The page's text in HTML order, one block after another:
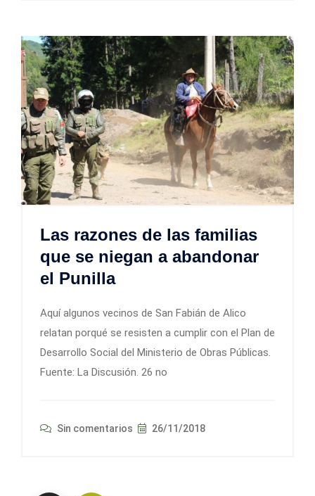
Las razones de las familias
que se niegan a abandonar
el Punilla
Aquí algunos vecinos de San Fabián de Alico
relatan porqué se resisten a cumplir con el Plan de
Desarrollo Social del Ministerio de Obras Públicas.
Fuente: La Discusión. 26 no
Sin comentarios 26/11/2018